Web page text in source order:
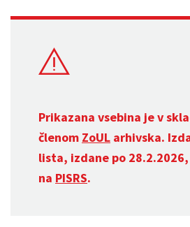
Prikazana vsebina je v
členom ZoUL arhivska.
lista, izdane po
na PISRS.